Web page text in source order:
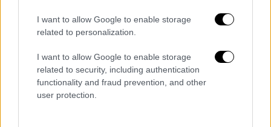
I want to allow Google to enable storage
related to personalization.
I want to allow Google to enable storage
related to security, including authentication
functionality and fraud prevention, and other
user protection.
και σε ενδεχόμενες επιχειρήσεις διάσωσης.
πληροφορίες για τραυματισμούς.
Ο Ντόριαν αναμένεται να συνεχίσει την
Κυριακή την πορεία του πάνω από τον